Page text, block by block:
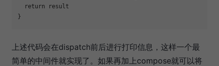
return result
上述代码会在dispatch前后进行打印信息，这样一个最
简单的中间件就实现了。如果再加上compose就可以将